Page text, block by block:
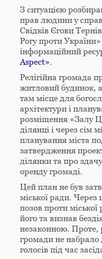
З ситуацією
прав людини у
Свідків Єгови
Рогу проти
інформаційний
Aspect».
Релігійна громада
житловий будинок,
там місце для
архітектури і
розміщення «Залу
ділянці і через сім
планування міста
затвердження
ділянки та про
оренду громаді.
Цей план не був
міської ради. Через
позов проти
його та визнав
незаконною. Проте,
громади не набрало
голосів під час